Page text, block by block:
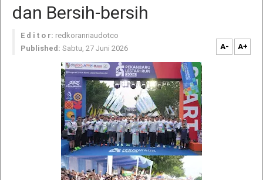
dan Bersih-bersih
E d i t o r: redkoranriaudotco
Published: Sabtu, 27 Juni 2026 A- A+